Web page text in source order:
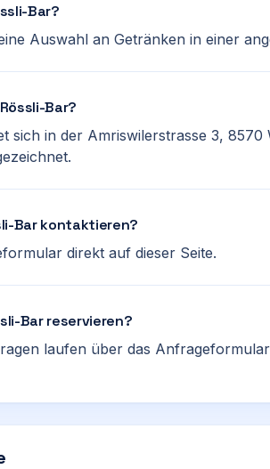
Bar?
Auswahl an Getränken in einer
Bar?
sich in der Amriswilerstrasse 3, 8570
Bar kontaktieren?
direkt auf dieser Seite.
Bar reservieren?
laufen über das